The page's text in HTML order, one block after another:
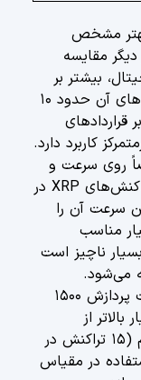
مشخص
مقایسه
بیشتر بر
نقش ذخیره ارزش تمرکز دارد و تراکنش‌های آن حدود ۱۰
قراردادهای
کاربرد دارد.
روی سرعت و
کارایی پرداخت‌ها متمرکز کرده است. تراکنش‌های XRP در
این سرعت آن را
مناسب
ناچیز است
می‌شود.
از نظر مقیاس‌پذیری، شبکه ریپل قابلیت پردازش ۱۵۰۰
از
بیت‌کوین (۷ تراکنش در ثانیه) و اتریوم (۱۵ تراکنش در
در مقیاس